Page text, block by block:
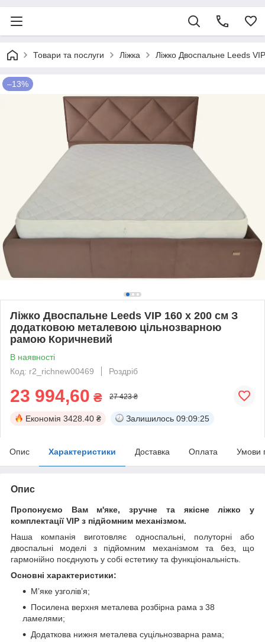
Товари та послуги Ліжка Ліжко Двоспальне Leeds
–13%
Ліжко Двоспальне Leeds VIP 160 х 200 см З
додатковою металевою цільнозварною
рамою Коричневий
В наявності
Код: r2_richnew00469
Роздріб
23 994,60 ₴ 27 423 ₴
Економія 3428.40 ₴ Залишилось 09:09:24
Опис Характеристики Доставка Оплата Умови
Опис
Пропонуємо Вам м'яке, зручне та якiсне ліжко у
комплектації VIP з підйомним механізмом.
Наша компанія виготовляє односпальні, полуторні або
двоспальні моделі з підйомним механізмом та без, що
гармонійно поєднують у собі естетику та функціональність.
Основні характеристики:
М’яке узголів’я;
Посилена верхня металева розбірна рама з 38
ламелями;
Додаткова нижня металева суцільнозварна рама;